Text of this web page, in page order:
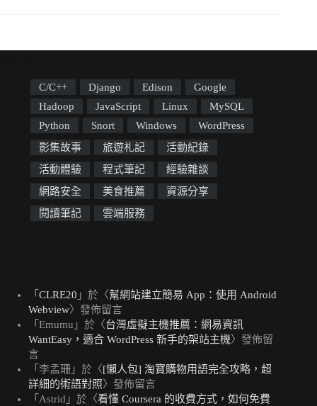
C/C++ Django Edison
Google
Hadoop
JavaScript Linux
MySQL
Python
Snort Windows
WordPress
影集故事
旅遊札記
活動紀錄
活動體驗
程式筆記
經驗雜談
網路安全
美食推薦
資源分享
閱讀筆記
雲端服務
「 CLRE20 」於〈幫網站建立簡易 App：使用 Android
Webview〉發佈留言
「 Emumu 」於〈台灣虛擬主機推薦：網易資訊
WantEasy，適合 WordPress 新手的架站主機〉發佈留
言
「 李孟珊 」於〈[懶人包] 淘寶購物用語完全攻略，超
詳細的術語對照〉發佈留言
「 Astrid 」於〈看懂 Coursera 的收費方式，如何免費